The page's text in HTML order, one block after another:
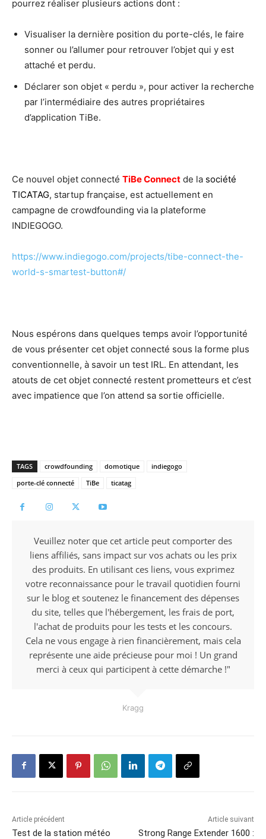
pourrez réaliser plusieurs actions dont :
Visualiser la dernière position du porte-clés, le faire
sonner ou l’allumer pour retrouver l’objet qui y est
attaché et perdu.
Déclarer son objet « perdu », pour activer la recherche
par l’intermédiaire des autres propriétaires
d’application TiBe.
Ce nouvel objet connecté TiBe Connect de la société
TICATAG, startup française, est actuellement en
campagne de crowdfounding via la plateforme
INDIEGOGO.
https://www.indiegogo.com/projects/tibe-connect-the-
world-s-smartest-button#/
Nous espérons dans quelques temps avoir l’opportunité
de vous présenter cet objet connecté sous la forme plus
conventionnelle, à savoir un test IRL. En attendant, les
atouts de cet objet connecté restent prometteurs et c’est
avec impatience que l’on attend sa sortie officielle.
TAGS crowdfounding domotique
indiegogo
porte-clé connecté
TiBe ticatag
Veuillez noter que cet article peut comporter des
liens affiliés, sans impact sur vos achats ou les prix
des produits. En utilisant ces liens, vous exprimez
votre reconnaissance pour le travail quotidien fourni
sur le blog et soutenez le financement des dépenses
du site, telles que l'hébergement, les frais de port,
l'achat de produits pour les tests et les concours.
Cela ne vous engage à rien financièrement, mais cela
représente une aide précieuse pour moi ! Un grand
merci à ceux qui participent à cette démarche !"
Kragg
Article précédent
Test de la station météo
Article suivant
Strong Range Extender 1600 :